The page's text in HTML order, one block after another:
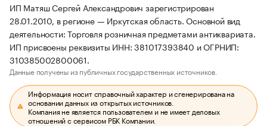
ИП Матяш Сергей Александрович зарегистрирован
28.01.2010, в регионе — Иркутская область. Основной вид
деятельности: Торговля розничная предметами антиквариата.
ИП присвоены реквизиты ИНН: 381017393840 и ОГРНИП:
310385002800061.
Данные получены из публичных государственных источников.
Информация носит справочный характер и сгенерирована на
основании данных из открытых источников.
Компания не является пользователем и не имеет деловых
отношений с сервисом РБК Компании.